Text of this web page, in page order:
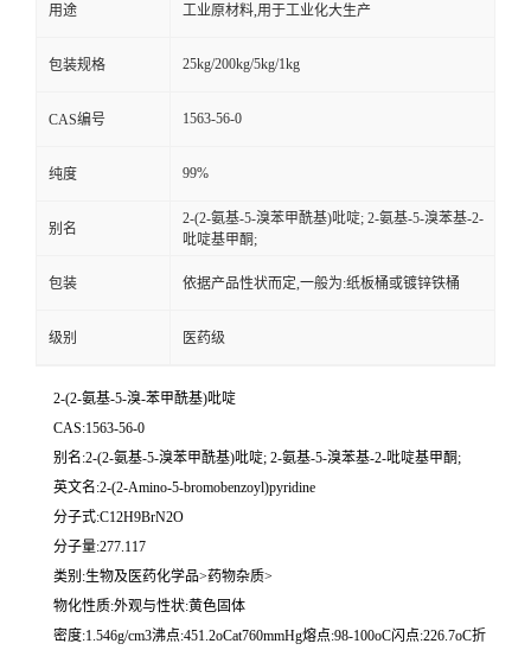
用途 工业原材料,用于工业化大生产
包装规格 25kg/200kg/5kg/1kg
CAS编号 1563-56-0
纯度 99%
别名
2-(2-氨基-5-溴苯甲酰基)吡啶; 2-氨基-5-溴苯基-2-
吡啶基甲酮;
包装 依据产品性状而定,一般为:纸板桶或镀锌铁桶
级别 医药级
2-(2-氨基-5-溴-苯甲酰基)吡啶
CAS:1563-56-0
别名:2-(2-氨基-5-溴苯甲酰基)吡啶; 2-氨基-5-溴苯基-2-吡啶基甲酮;
英文名:2-(2-Amino-5-bromobenzoyl)pyridine
分子式:C12H9BrN2O
分子量:277.117
类别:生物及医药化学品>药物杂质>
物化性质:外观与性状:黄色固体
密度:1.546g/cm3沸点:451.2oCat760mmHg熔点:98-100oC闪点:226.7oC折